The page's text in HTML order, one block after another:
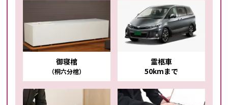
御寝棺
（桐六分棺）
霊柩車
50kmまで